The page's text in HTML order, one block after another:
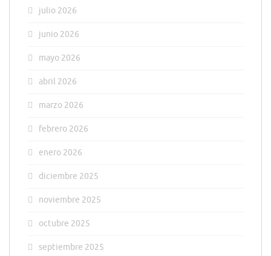
julio 2026
junio 2026
mayo 2026
abril 2026
marzo 2026
febrero 2026
enero 2026
diciembre 2025
noviembre 2025
octubre 2025
septiembre 2025